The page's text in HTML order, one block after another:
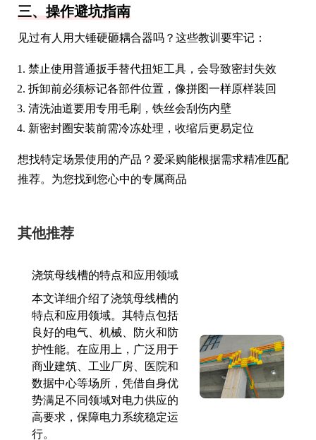
三、操作避坑指南
见过有人用大锤硬砸耦合器吗？这些教训要牢记：
禁止使用普通扳手替代扭矩工具，会导致密封失效
拆卸前必须标记各部件位置，像拼图一样原样装回
清洗油道要用专用毛刷，铁丝会刮伤内壁
新密封圈安装前需冷冻处理，收缩后更易定位
想找特定场景使用的产品？爱采购能根据需求精准匹配
推荐。为您找到您心中的专属商品
其他推荐
浇筑母线槽的特点和应用领域
本文详细介绍了浇筑母线槽的
特点和应用领域。其特点包括
良好的电气、机械、防火和防
护性能。在应用上，广泛用于
商业建筑、工业厂房、医院和
数据中心等场所，凭借自身优
势满足不同领域对电力供应的
高要求，保障电力系统稳定运
行。